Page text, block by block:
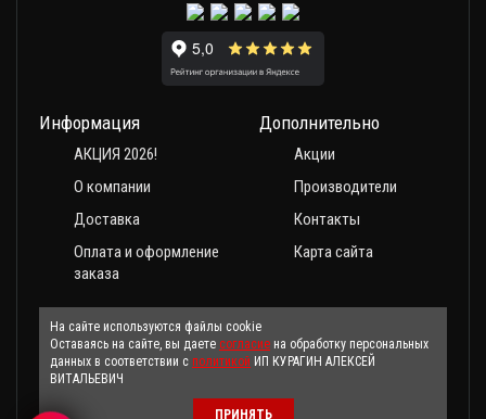
Информация
АКЦИЯ 2026!
О компании
Доставка
Оплата и оформление
заказа
Дополнительно
Акции
Производители
Контакты
Карта сайта
На сайте используются файлы cookie
Оставаясь на сайте, вы даете согласие на обработку персональных
данных в соответствии с политикой ИП КУРАГИН АЛЕКСЕЙ
ВИТАЛЬЕВИЧ
ПРИНЯТЬ